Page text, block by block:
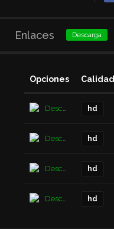
Enlaces Descarga
Opciones Calidad
Descarga hd
Descarga hd
Descarga hd
Descarga hd